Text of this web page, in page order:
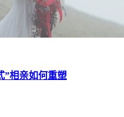
”相亲如何重塑